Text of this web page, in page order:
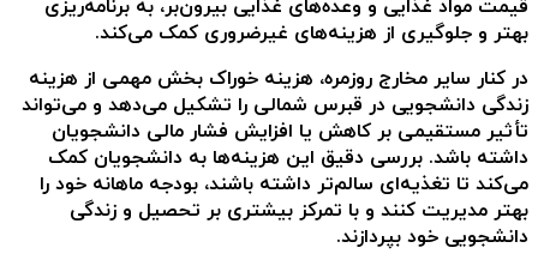
قیمت مواد غذایی و وعده‌های غذایی بیرون‌بر، به برنامه‌ریزی
بهتر و جلوگیری از هزینه‌های غیرضروری کمک می‌کند.
در کنار سایر مخارج روزمره، هزینه خوراک بخش مهمی از هزینه
زندگی دانشجویی در قبرس شمالی را تشکیل می‌دهد و می‌تواند
تأثیر مستقیمی بر کاهش یا افزایش فشار مالی دانشجویان
داشته باشد. بررسی دقیق این هزینه‌ها به دانشجویان کمک
می‌کند تا تغذیه‌ای سالم‌تر داشته باشند، بودجه ماهانه خود را
بهتر مدیریت کنند و با تمرکز بیشتری بر تحصیل و زندگی
دانشجویی خود بپردازند.